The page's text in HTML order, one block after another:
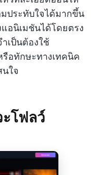
ประทับใจได้มากขึ้น
อนิเมชันได้โดยตรง
เป็นต้องใช้
อทักษะทางเทคนิค
ใจ
โฟลว์